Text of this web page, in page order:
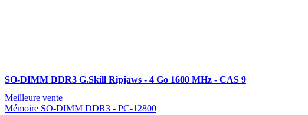
SO-DIMM DDR3 G.Skill Ripjaws - 4 Go 1600 MHz - CAS 9
Meilleure vente
Mémoire SO-DIMM DDR3 - PC-12800